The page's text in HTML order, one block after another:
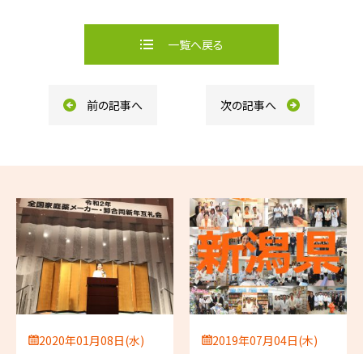
e
o
e
一覧へ戻る
前の記事へ 次の記事へ
2020年01月08日(水) 2019年07月04日(木)